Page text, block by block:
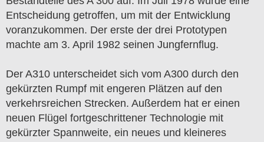
Entscheidung getroffen, um mit der Entwicklung
voranzukommen. Der erste der drei Prototypen
machte am 3. April 1982 seinen Jungfernflug.
Der A310 unterscheidet sich vom A300 durch den
gekürzten Rumpf mit engeren Plätzen auf den
verkehrsreichen Strecken. Außerdem hat er einen
neuen Flügel fortgeschrittener Technologie mit
gekürzter Spannweite, ein neues und kleineres